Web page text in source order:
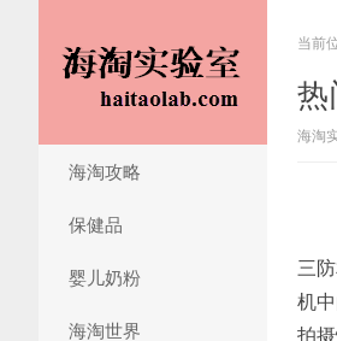
海淘攻略
保健品
婴儿奶粉
海淘世界
当前
热
海淘
三
机
拍